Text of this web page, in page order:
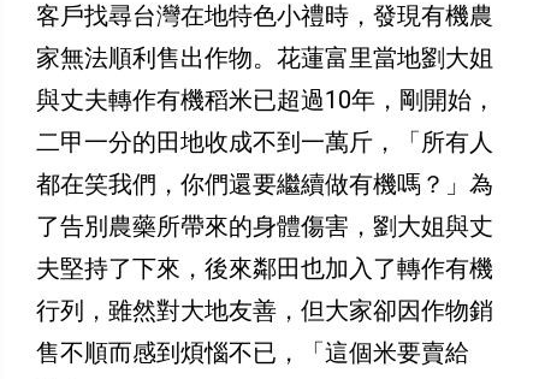
客戶找尋台灣在地特色小禮時，發現有機農
家無法順利售出作物。花蓮富里當地劉大姐
與丈夫轉作有機稻米已超過10年，剛開始，
二甲一分的田地收成不到一萬斤，「所有人
都在笑我們，你們還要繼續做有機嗎？」為
了告別農藥所帶來的身體傷害，劉大姐與丈
夫堅持了下來，後來鄰田也加入了轉作有機
行列，雖然對大地友善，但大家卻因作物銷
售不順而感到煩惱不已，「這個米要賣給